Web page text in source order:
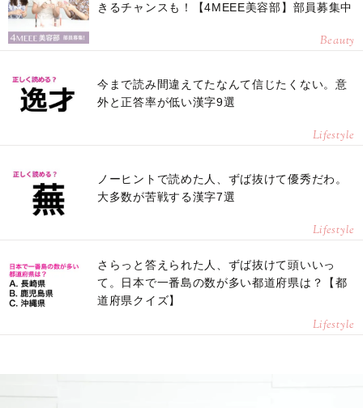
きるチャンスも！【4MEEE美容部】部員募集中
Beauty
今まで読み間違えてたなんて信じたくない。意
外と正答率が低い漢字9選
Lifestyle
ノーヒントで読めた人、ずば抜けて優秀だわ。
大多数が苦戦する漢字7選
Lifestyle
さらっと答えられた人、ずば抜けて頭いいっ
て。日本で一番島の数が多い都道府県は？【都
道府県クイズ】
Lifestyle